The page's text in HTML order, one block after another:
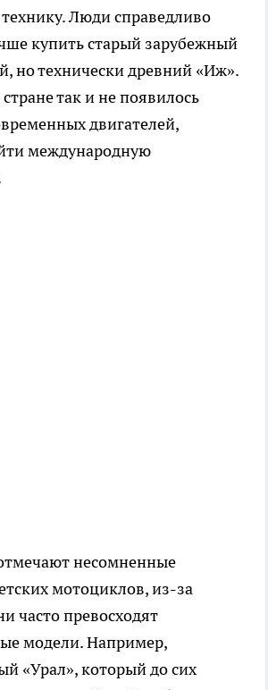
Люди справедливо
купить старый зарубежный
но технически древний «Иж».
так и не появилось
двигателей,
международную
несомненные
мотоциклов, из-за
часто превосходят
модели. Например,
«Урал», который до сих